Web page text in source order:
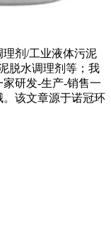
剂/工业液体污泥
脱水调理剂等；我
研发-生产-销售一
该文章源于诺冠环